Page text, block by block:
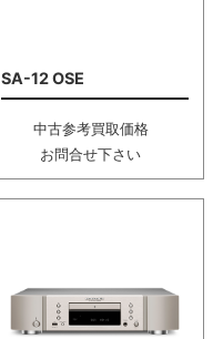
SA-12 OSE
中古参考買取価格
お問合せ下さい